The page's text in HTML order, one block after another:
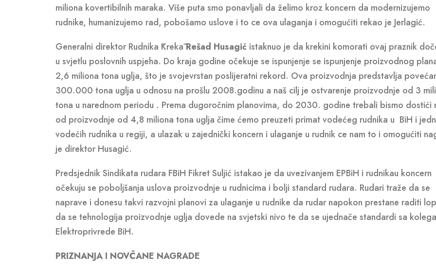
miliona kovertibilnih maraka. Više puta smo ponavljali da želimo kroz koncern da modernizujemo
rudnike, humanizujemo rad, pobošamo uslove i to ce ova ulaganja i omogućiti rekao je Jerlagić.
Generalni direktor Rudnika ˝Kreka˝Rešad Husagić istaknuo je da krekini komorati ovaj praznik
u svjetlu poslovnih uspjeha. Do kraja godine očekuje se ispunjenje se ispunjenje proizvodnog
2,6 miliona tona uglja, što je svojevrstan poslijeratni rekord. Ova proizvodnja predstavlja
300.000 tona uglja u odnosu na prošlu 2008.godinu a naš cilj je ostvarenje proizvodnje od 3
tona u narednom periodu . Prema dugoročnim planovima, do 2030. godine trebali bismo dostići
od proizvodnje od 4,8 miliona tona uglja čime ćemo preuzeti primat vodećeg rudnika u BiH i
vodećih rudnika u regiji, a ulazak u zajednički koncern i ulaganje u rudnik ce nam to i omogućiti
je direktor Husagić.
Predsjednik Sindikata rudara FBiH Fikret Suljić istakao je da uvezivanjem EPBiH i rudnikau koncern
očekuju se poboljšanja uslova proizvodnje u rudnicima i bolji standard rudara. Rudari traže da se
naprave i donesu takvi razvojni planovi za ulaganje u rudnike da rudar napokon prestane raditi
da se tehnologija proizvodnje uglja dovede na svjetski nivo te da se ujednače standardi sa
Elektroprivrede BiH.
PRIZNANJA I NOVČANE NAGRADE